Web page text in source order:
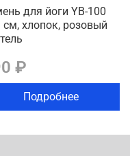
для йоги YB-100
см, хлопок, розовый
₽
Подробнее